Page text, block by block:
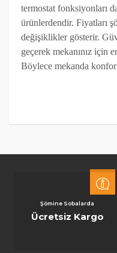
termostat fonksiyonları
ürünlerdendir. Fiyatları
değişiklikler gösterir.
geçerek mekanınız için
Böylece mekanda
Şömine Sobalarda
Ücretsiz Kargo